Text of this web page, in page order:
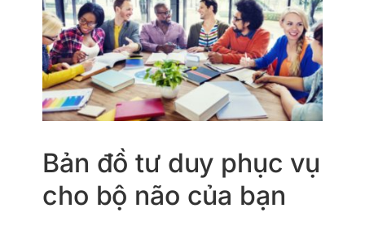
Bản đồ tư duy phục vụ
cho bộ não của bạn